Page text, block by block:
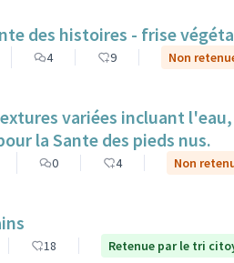
des histoires - frise
4 9 Non
variées incluant
la Sante des pieds nus.
0 4 Non
18 Retenue par le tri